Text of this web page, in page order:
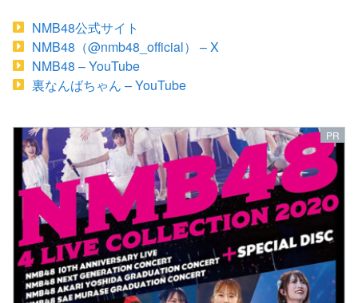
NMB48公式サイト
NMB48（@nmb48_official） – X
NMB48 – YouTube
裏なんばちゃん – YouTube